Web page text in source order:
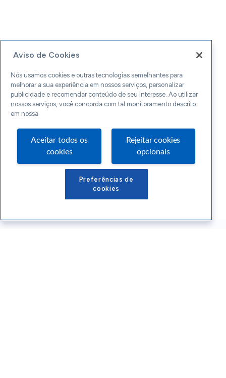
Aviso de Cookies
Nós usamos cookies e outras tecnologias semelhantes para
melhorar a sua experiência em nossos serviços, personalizar
publicidade e recomendar conteúdo de seu interesse. Ao utilizar
nossos serviços, você concorda com tal monitoramento descrito
em nossa
Aceitar todos os
cookies
Rejeitar cookies
opcionais
Preferências de
cookies